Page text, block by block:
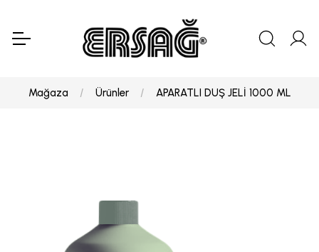
Mağaza Ürünler APARATLI DUŞ JELİ 1000 ML